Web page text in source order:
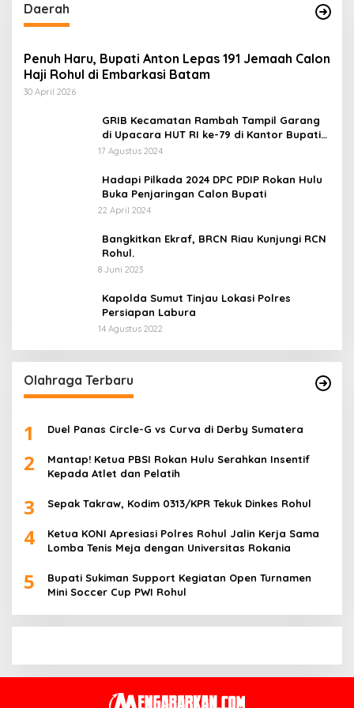
Daerah
Penuh Haru, Bupati Anton Lepas 191 Jemaah Calon
Haji Rohul di Embarkasi Batam
30 April 2026
GRIB Kecamatan Rambah Tampil Garang
di Upacara HUT RI ke-79 di Kantor Bupati
Rokan Hulu!
17 Agustus 2024
Hadapi Pilkada 2024 DPC PDIP Rokan Hulu
Buka Penjaringan Calon Bupati
22 April 2024
Bangkitkan Ekraf, BRCN Riau Kunjungi RCN
Rohul.
8 Juni 2023
Kapolda Sumut Tinjau Lokasi Polres
Persiapan Labura
14 Agustus 2022
Olahraga Terbaru
1 Duel Panas Circle-G vs Curva di Derby Sumatera
2
Mantap! Ketua PBSI Rokan Hulu Serahkan Insentif
Kepada Atlet dan Pelatih
3 Sepak Takraw, Kodim 0313/KPR Tekuk Dinkes Rohul
4
Ketua KONI Apresiasi Polres Rohul Jalin Kerja Sama
Lomba Tenis Meja dengan Universitas Rokania
5
Bupati Sukiman Support Kegiatan Open Turnamen
Mini Soccer Cup PWI Rohul